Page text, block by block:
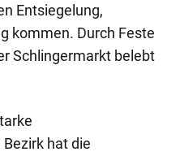
Entsiegelung,
kommen. Durch Feste
Schlingermarkt belebt
hat die